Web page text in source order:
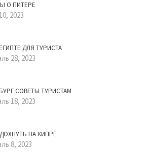
О ПИТЕРЕ
2023
ДЛЯ ТУРИСТА
28, 2023
СОВЕТЫ ТУРИСТАМ
18, 2023
НА КИПРЕ
8, 2023